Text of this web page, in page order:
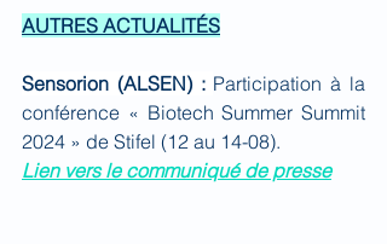
AUTRES ACTUALITÉS
Sensorion (ALSEN) : Participation à la
conférence « Biotech Summer Summit
2024 » de Stifel (12 au 14-08).
Lien vers le communiqué de presse